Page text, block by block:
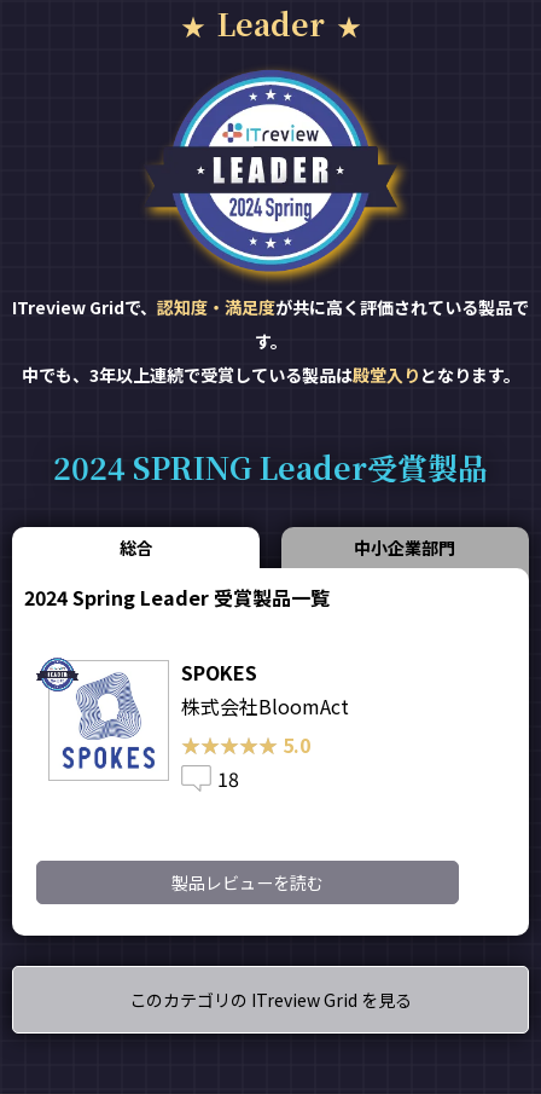
Leader
ITreview Gridで、 認知度・満足度が共に高く評価されている製品で
す。
中でも、3年以上連続で受賞している製品は殿堂入り となります。
2024 SPRING Leader受賞製品
総合 中小企業部門
2024 Spring Leader 受賞製品一覧
SPOKES
株式会社BloomAct
★★★★★
★★★★★ 5.0
18
製品レビューを読む
このカテゴリの ITreview Grid を見る